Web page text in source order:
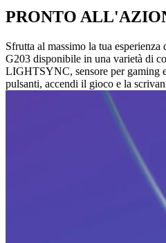
PRONTO
Sfrutta al massimo la tua
G203 disponibile in una varietà di
LIGHTSYNC, sensore per gaming
pulsanti, accendi il gioco e la